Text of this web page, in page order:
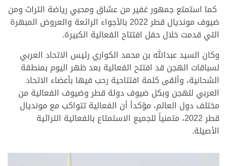
كما استمتع جمهور غفير من عشاق ومحبي رياضة التراث ومن
ضيوف مونديال قطر 2022 بالأجواء الرائعة والعروض المبهرة
التي قدمت خلال حفل افتتاح الفعالية الكبيرة.
وكان السيد عبدالله بن محمد الكواري رئيس الاتحاد العربي
لسباقات الهجن قد افتتح الفعالية بعد ظهر اليوم بمنطقة
الشحانية، وألقى كلمة افتتاحية رحب فيها بأعضاء الاتحاد
العربي للهجن وبكل ضيوف دولة قطر وضيوف الفعالية من
مختلف دول العالم، مؤكدأ أن الفعالية تتواكب مع مونديال
قطر 2022، متمنياً للجميع الاستمتاع بالفعالية التراثية
الأصيلة.